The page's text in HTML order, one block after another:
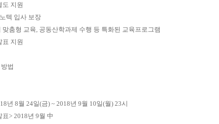
도 지원
텍 입사 보장
맞춤형 교육 공동산학과제 수행 등 특화된 교육프로그램
표 지원
법
년 8월 24일(금) ~ 2018년 9월 10일(월) 23시
표> 2018년 9월 中